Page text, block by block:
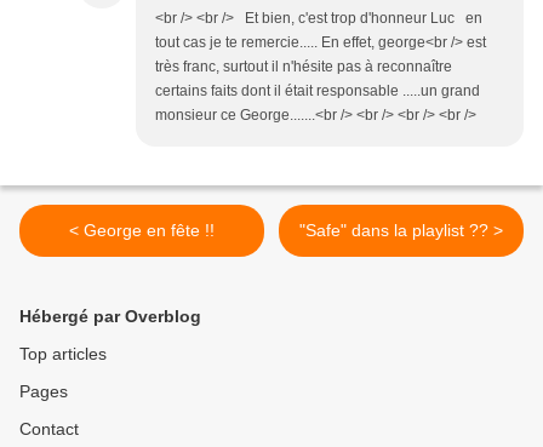
<br /> <br /> Et bien, c'est trop d'honneur Luc en
tout cas je te remercie..... En effet, george<br /> est
très franc, surtout il n'hésite pas à reconnaître
certains faits dont il était responsable .....un grand
monsieur ce George.......<br /> <br /> <br /> <br />
< George en fête !! "Safe" dans la playlist ?? >
Hébergé par Overblog
Top articles
Pages
Contact